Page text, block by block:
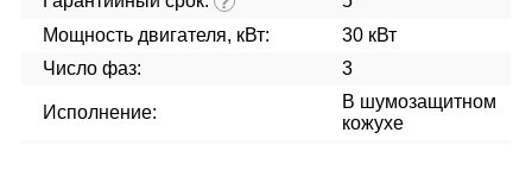
Мощность двигателя, кВт:
30 кВт
Число фаз:
3
Исполнение:
В шумозащитном
кожухе